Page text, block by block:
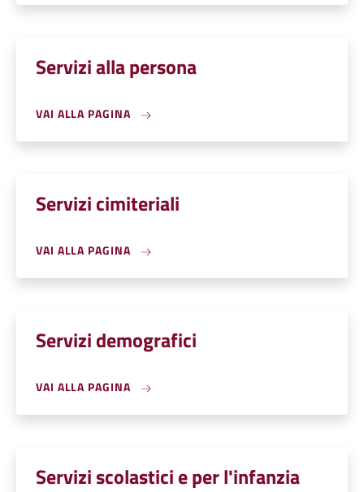
Servizi alla persona
VAI ALLA PAGINA
Servizi cimiteriali
VAI ALLA PAGINA
Servizi demografici
VAI ALLA PAGINA
Servizi scolastici e per l'infanzia